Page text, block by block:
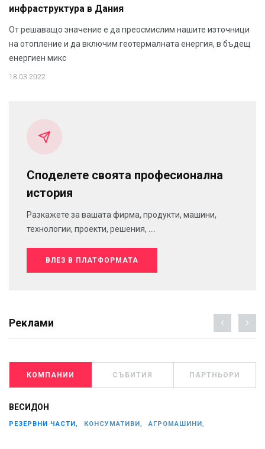
инфраструктура в Дания
От решаващо значение е да преосмислим нашите източници
на отопление и да включим геотермалната енергия, в бъдещ
енергиен микс
18.03.2022
Споделете своята професионална
история
Разкажете за вашата фирма, продукти, машини,
технологии, проекти, решения, ...
ВЛЕЗ В ПЛАТФОРМАТА
Реклами
КОМПАНИИ СЪБИТИЯ ПАРТНЬОРИ
ВЕСИДОН
РЕЗЕРВНИ ЧАСТИ, КОНСУМАТИВИ, АГРОМАШИНИ,